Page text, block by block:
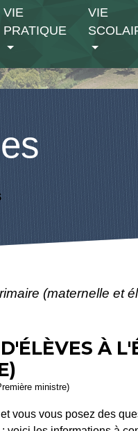
VIE
PRATIQUE
VIE
(maternelle et
À
ministre)
vous vous posez des